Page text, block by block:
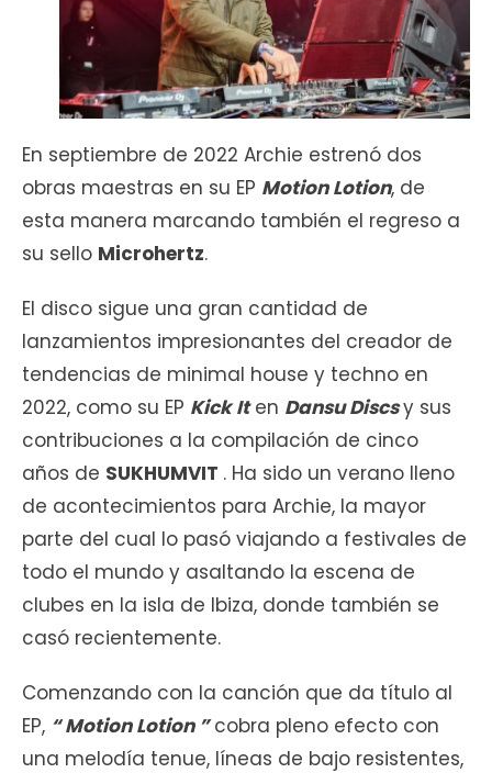
En septiembre de 2022 Archie estrenó dos
obras maestras en su EP Motion Lotion, de
esta manera marcando también el regreso a
su sello Microhertz.
El disco sigue una gran cantidad de
lanzamientos impresionantes del creador de
tendencias de minimal house y techno en
2022, como su EP Kick Iten Dansu Discsy sus
contribuciones a la compilación de cinco
años de SUKHUMVIT . Ha sido un verano lleno
de acontecimientos para Archie, la mayor
parte del cual lo pasó viajando a festivales de
todo el mundo y asaltando la escena de
clubes en la isla de Ibiza, donde también se
casó recientemente.
Comenzando con la canción que da título al
EP, “ Motion Lotion ”cobra pleno efecto con
una melodía tenue, líneas de bajo resistentes,